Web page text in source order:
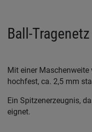
Ball-
Mit einer
hochfest, ca. 2,5 mm
Ein Spitzenerzeugnis,
eignet.